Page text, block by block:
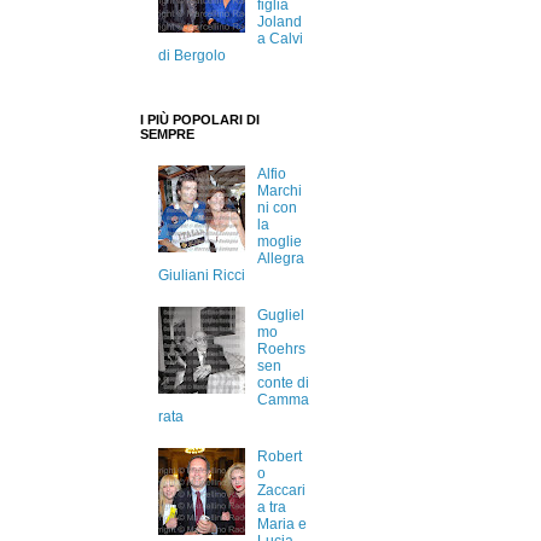
figlia
Joland
a Calvi
di Bergolo
I PIÙ POPOLARI DI
SEMPRE
Alfio
Marchi
ni con
la
moglie
Allegra
Giuliani Ricci
Gugliel
mo
Roehrs
sen
conte di
Camma
rata
Robert
o
Zaccari
a tra
Maria e